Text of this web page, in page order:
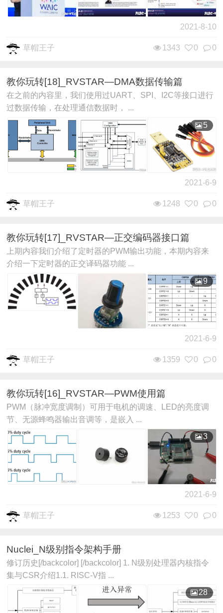
2021-8-10
草帽王子 0
0
1343
教你玩转[18]_RVSTAR—DMA数据传输篇
在之前的内容里，我们使用过UART、SPI、I2C等接口进行
过数据传输，在处理通信数据时， ...
5
2021-6-9
草帽王子 0
0
1248
教你玩转[17]_RVSTAR—正交编码器接口篇
上期内容我们介绍了定时器的PWM输出功能，本期内容来
介绍一下定时器的正交译码器功能 ...
9
2021-6-9
草帽王子 0
0
1359
教你玩转[16]_RVSTAR—PWM使用篇
PWM（脉冲宽度调制）可用于电机的调速、LED的亮度调
节、无源蜂鸣器输出音调等，是嵌入 ...
3
2021-6-9
草帽王子 0
0
1253
Nuclei_N级别指令架构手册
修订历史[/backcolor] [/backcolor] 1. N级别处理器内核指令
集与CSR介绍1.1. RISC-V指 ...
28